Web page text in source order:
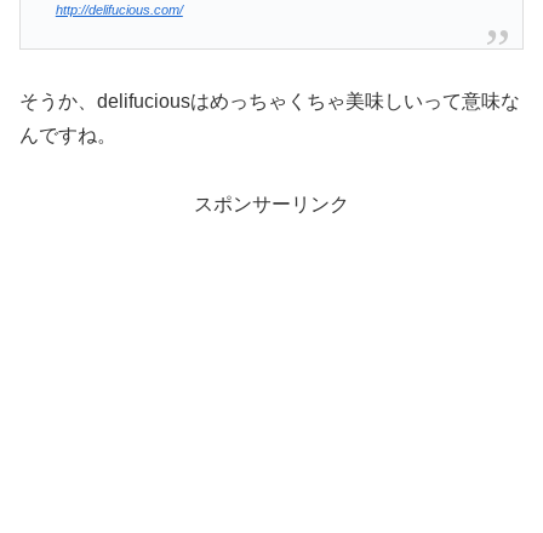
http://delifucious.com/
そうか、delifuciousはめっちゃくちゃ美味しいって意味な
んですね。
スポンサーリンク